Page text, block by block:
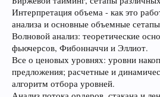
Интерпретация объема - как это
анализа и основные объемные
Волновой анализ: теоретические
фьючерсов, Фибонначчи и Эллиот.
Все о ценовых уровнях: уровни
предложения; расчетные и
алгоритм отбора уровней.